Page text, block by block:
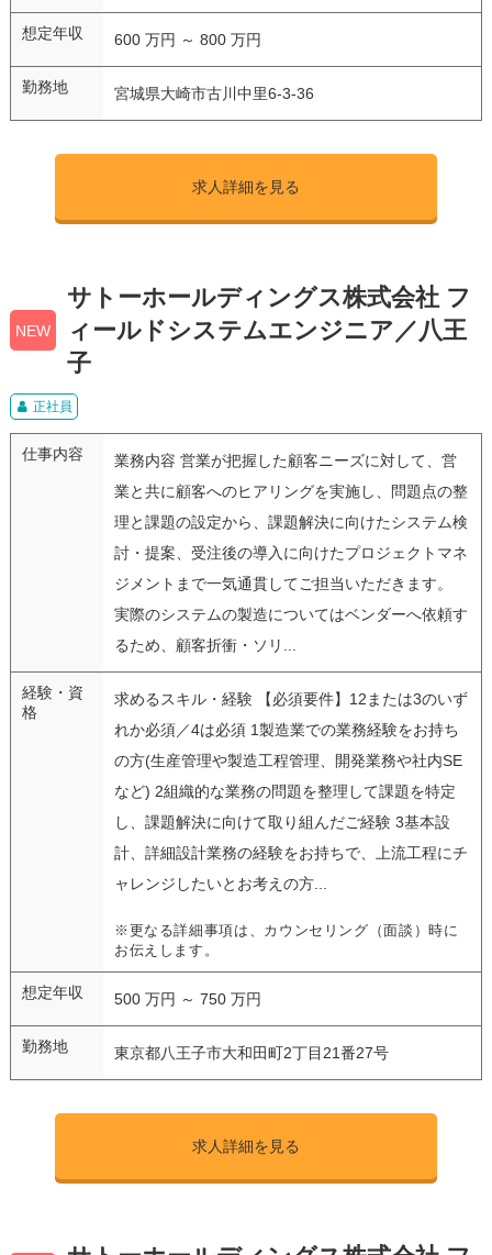
想定年収 600 万円 ～ 800 万円
勤務地 宮城県大崎市古川中里6-3-36
求人詳細を見る
NEW
サトーホールディングス株式会社 フ
ィールドシステムエンジニア／八王
子
正社員
仕事内容
業務内容 営業が把握した顧客ニーズに対して、営
業と共に顧客へのヒアリングを実施し、問題点の整
理と課題の設定から、課題解決に向けたシステム検
討・提案、受注後の導入に向けたプロジェクトマネ
ジメントまで一気通貫してご担当いただきます。
実際のシステムの製造についてはベンダーへ依頼す
るため、顧客折衝・ソリ...
経験・資
格
求めるスキル・経験 【必須要件】12または3のいず
れか必須／4は必須 1製造業での業務経験をお持ち
の方(生産管理や製造工程管理、開発業務や社内SE
など) 2組織的な業務の問題を整理して課題を特定
し、課題解決に向けて取り組んだご経験 3基本設
計、詳細設計業務の経験をお持ちで、上流工程にチ
ャレンジしたいとお考えの方...
※更なる詳細事項は、カウンセリング（面談）時に
お伝えします。
想定年収 500 万円 ～ 750 万円
勤務地 東京都八王子市大和田町2丁目21番27号
求人詳細を見る